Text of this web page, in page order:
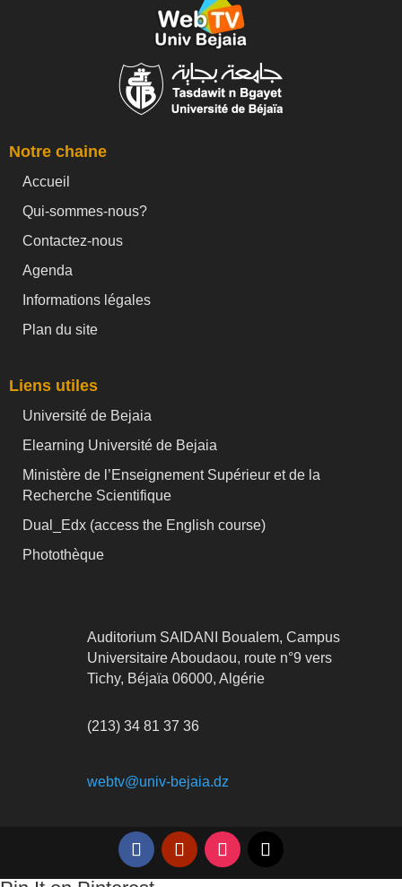
Notre chaine
Accueil
Qui-sommes-nous?
Contactez-nous
Agenda
Informations légales
Plan du site
Liens utiles
Université de Bejaia
Elearning Université de Bejaia
Ministère de l’Enseignement Supérieur et de la
Recherche Scientifique
Dual_Edx (access the English course)
Photothèque
Auditorium SAIDANI Boualem, Campus
Universitaire Aboudaou, route n°9 vers
Tichy, Béjaïa 06000, Algérie
(213) 34 81 37 36
webtv@univ-bejaia.dz